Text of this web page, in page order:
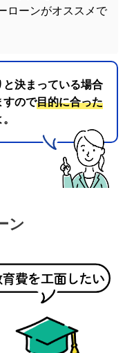
ローンがオススメで
決まっている場合
すので目的に合った
ン